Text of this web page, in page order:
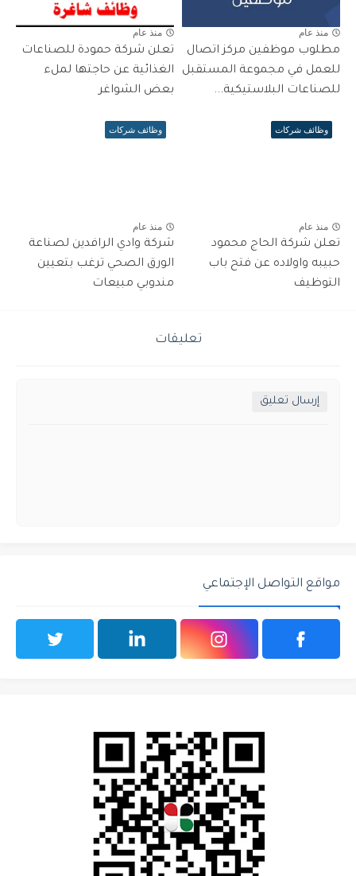
منذ عام
مطلوب موظفين مركز اتصال
للعمل في مجموعة المستقبل
للصناعات البلاستيكية...
منذ عام
تعلن شركة حمودة للصناعات
الغذائية عن حاجتها لملء
بعض الشواغر
وظائف شركات
منذ عام
تعلن شركة الحاج محمود
حبيبه واولاده عن فتح باب
التوظيف
وظائف شركات
منذ عام
شركة وادي الرافدين لصناعة
الورق الصحي ترغب بتعيين
مندوبي مبيعات
تعليقات
إرسال تعليق
مواقع التواصل الإجتماعي